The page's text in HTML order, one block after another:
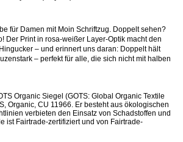
für Damen mit Moin Schriftzug. Doppelt sehen?
Der Print in rosa-weißer Layer-Optik macht den
– und erinnert uns daran: Doppelt hält
– perfekt für alle, die sich nicht mit halben
Organic Siegel (GOTS: Global Organic Textile
Organic, CU 11966. Er besteht aus ökologischen
verbieten den Einsatz von Schadstoffen und
ist Fairtrade-zertifiziert und von Fairtrade-